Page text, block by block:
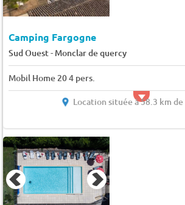
Camping Fargogne
Sud Ouest- Monclar de quercy
Mobil Home 20 4 pers.
Location située à 58.3 km